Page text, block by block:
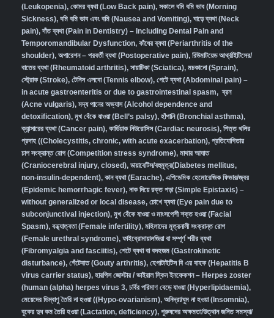
(Leukopenia), কোমর ব্যথা (Low Back pain), সকালে বমি বমি ভাব (Morning
Sickness), বমি বমি ভাব এবং বমি (Nausea and Vomiting), ঘাড়ে ব্যথা (Neck
pain),দাঁত ব্যথা (Pain in Dentistry) – Including Dental Pain and
Temporomandibular Dysfunction, কাঁধের ব্যথা (Periarthritis of the
shoulder), অপারেশন – পরবর্তী ব্যথা (Postoperative pain), রিউমাটয়েড আর্থ্রাইটিসের/
বাতের ব্যথা (Rheumatoid arthritis), সায়াটিকা (Sciatica), মচকানো (Sprain),
স্ট্রোক (Stroke), টেনিস এলবো (Tennis elbow), পেটে ব্যথা (Abdominal pain) –
in acute gastroenteritis or due to gastrointestinal spasm, ব্রন
(Acne vulgaris), মদ্য পানের অভ্যাস (Alcohol dependence and
detoxification), মুখ বেঁকে যাওয়া (Bell’s palsy), হাঁপানি (Bronchial asthma),
ক্যান্সারের ব্যথা (Cancer pain), কার্ডিয়াক নিউরোসিস (Cardiac neurosis), পিত্ত থলির
প্রদাহ ((Cholecystitis, chronic, with acute exacerbation), প্রতিযোগিতার
চাপ সংক্রান্ত রোগ (Competition stress syndrome), মাথার আঘাত
(Craniocerebral injury, closed), ডায়াবেটিস/বহুমূত্র(Diabetes mellitus,
non-insulin-dependent), কান ব্যথা (Earache), এপিডেমিক হেমোরেজিক ফিভার/জ্বর
(Epidemic hemorrhagic fever), নাক দিয়ে রক্ত পড়া (Simple Epistaxis) –
without generalized or local disease, চোখে ব্যথা (Eye pain due to
subconjunctival injection), মুখ বেঁকে যাওয়া ও মাংসপেশী শক্ত হওয়া (Facial
Spasm), বন্ধ্যাত্বতা (Female infertility), মহিলাদের মূত্রনালী সংক্রান্ত রোগ
(Female urethral syndrome), ফাইব্রোমায়ালজিয়া বা সম্পূর্ণ শরীর ব্যথা
(Fibromyalgia and fasciitis), পেটে ব্যথা বা বদহজম (Gastrokinetic
disturbance), গেঁটেবাত (Gouty arthritis), হেপাটাইটিস বি এর বাহক (Hepatitis B
virus carrier status), হারপিস জোস্টার / ভাইরাল স্কিন ইনফেকশন – Herpes zoster
(human (alpha) herpes virus 3, চর্বির পরিমাণ বেড়ে যাওয়া (Hyperlipidaemia),
মেয়েদের ডিম্বাণু তৈরি না হওয়া ((Hypo-ovarianism), অনিদ্রা/ঘুম না হওয়া (Insomnia),
বুকের দুধ কম তৈরি হওয়া (Lactation, deficiency), পুরুষদের অক্ষমতা/উত্থান জনিত সমস্যা/